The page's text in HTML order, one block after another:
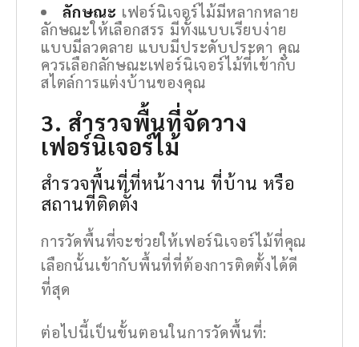
ลักษณะ เฟอร์นิเจอร์ไม้มีหลากหลาย
ลักษณะให้เลือกสรร มีทั้งแบบเรียบง่าย
แบบมีลวดลาย แบบมีประดับประดา คุณ
ควรเลือกลักษณะเฟอร์นิเจอร์ไม้ที่เข้ากับ
สไตล์การแต่งบ้านของคุณ
3. สำรวจพื้นที่จัดวาง
เฟอร์นิเจอร์ไม้
สำรวจพื้นที่ที่หน้างาน ที่บ้าน หรือ
สถานที่ติดตั้ง
การวัดพื้นที่จะช่วยให้เฟอร์นิเจอร์ไม้ที่คุณ
เลือกนั้นเข้ากับพื้นที่ที่ต้องการติดตั้งได้ดี
ที่สุด
ต่อไปนี้เป็นขั้นตอนในการวัดพื้นที่: